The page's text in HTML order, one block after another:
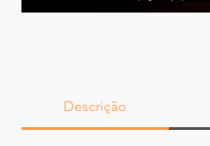
Descrição